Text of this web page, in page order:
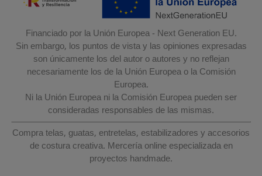
Financiado por la Unión Europea - Next Generation EU.
Sin embargo, los puntos de vista y las opiniones expresadas
son únicamente los del autor o autores y no reflejan
necesariamente los de la Unión Europea o la Comisión
Europea.
Ni la Unión Europea ni la Comisión Europea pueden ser
consideradas responsables de las mismas.
Compra telas, guatas, entretelas, estabilizadores y accesorios
de costura creativa. Mercería online especializada en
proyectos handmade.